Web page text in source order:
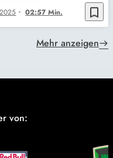
bookmark_border
02:57 Min.
Mehr anzeigen
von: